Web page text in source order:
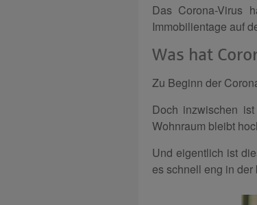
Das Corona-Virus
Immobilientage auf
Was hat
Zu Beginn der
Doch inzwischen
Wohnraum bleibt
Und eigentlich ist
es schnell eng in